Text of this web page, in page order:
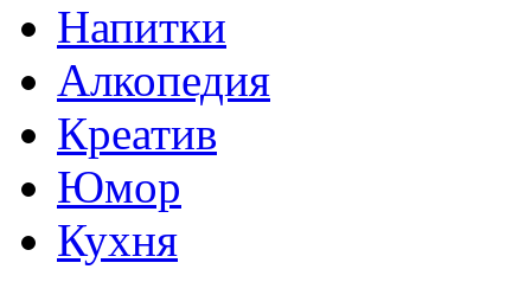
Напитки
Алкопедия
Креатив
Юмор
Кухня